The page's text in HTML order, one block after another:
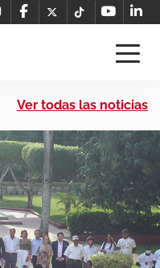
Ver todas las noticias